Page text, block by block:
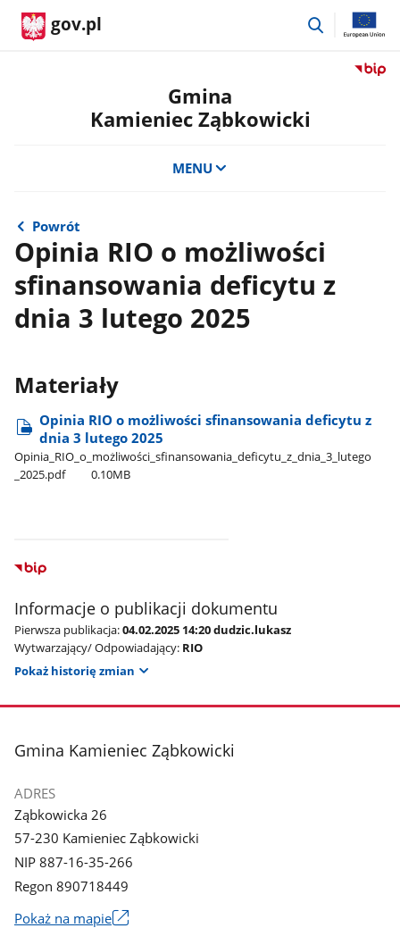
gov.pl
przejdź
Przejdź
Gmina
Kamieniec Ząbkowicki
MENU
Powrót
Opinia RIO o możliwości
sfinansowania deficytu z
dnia 3 lutego 2025
Materiały
Opinia RIO o możliwości sfinansowania deficytu z
dnia 3 lutego 2025
Opinia​_RIO​_o​_możliwości​_sfinansowania​_deficytu​_z​_dnia​_3​_lutego​
_2025.pdf
0.10MB
Informacje o publikacji dokumentu
Pierwsza publikacja:04.02.2025 14:20 dudzic.lukasz
Wytwarzający/ Odpowiadający: RIO
Pokaż historię zmian
stopka
Gmina Kamieniec Ząbkowicki
ADRES
Ząbkowicka 26
57-230 Kamieniec Ząbkowicki
NIP 887-16-35-266
Regon 890718449
Pokaż na mapieLink